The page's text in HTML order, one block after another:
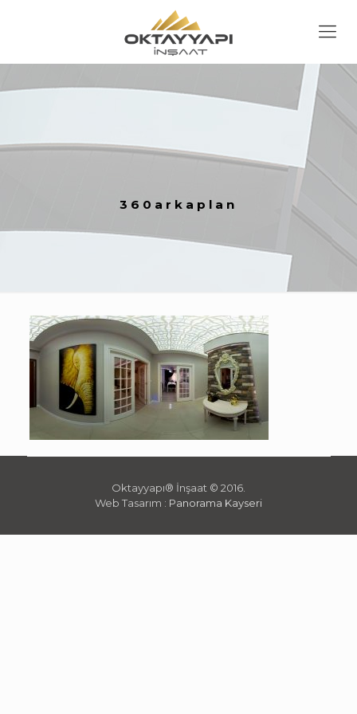
360arkaplan
Oktayyapı® İnşaat © 2016.
Web Tasarım : Panorama Kayseri